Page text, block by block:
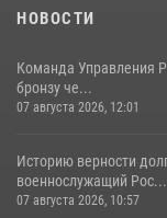
НОВОСТИ
Команда Управления
бронзу че...
07 августа 2026, 12:01
Историю верности
военнослужащий Рос...
07 августа 2026, 10:57